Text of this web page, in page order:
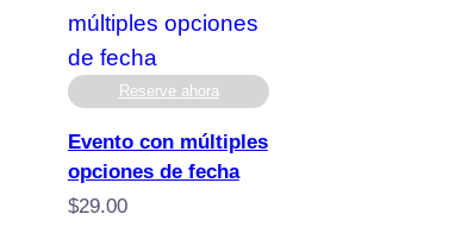
hasta
Reserve ahora
Evento con múltiples
opciones de fecha
$29.00